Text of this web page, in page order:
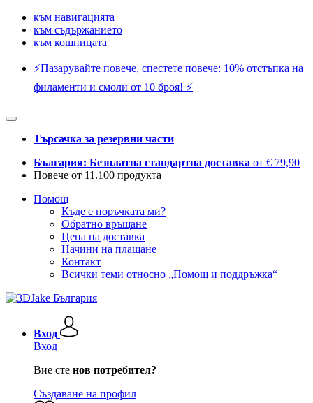
към навигацията
към съдържанието
към кошницата
⚡️Пазарувайте повече, спестете повече: 10% отстъпка на
филаменти и смоли от 10 броя! ⚡️
Търсачка за резервни части
България: Безплатна стандартна доставка от € 79,90
Повече от 11.100 продукта
Помощ
Къде е поръчката ми?
Обратно връщане
Цена на доставка
Начини на плащане
Контакт
Всички теми относно „Помощ и поддръжка“
Вход
Вход
Вие сте нов потребител?
Създаване на профил